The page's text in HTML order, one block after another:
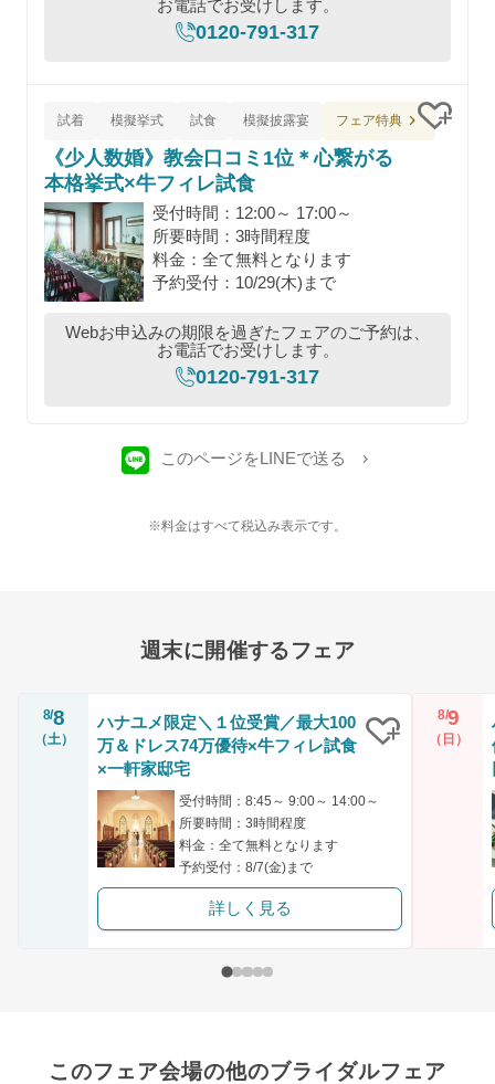
お電話でお受けします。
0120-791-317
試着 模擬挙式 試食 模擬披露宴 フェア特典
《少人数婚》教会口コミ1位＊心繋がる
本格挙式×牛フィレ試食
受付時間：12:00～ 17:00～
所要時間：3時間程度
料金：全て無料となります
予約受付：10/29(木)まで
Webお申込みの期限を過ぎたフェアのご予約は、
お電話でお受けします。
0120-791-317
このページをLINEで送る
※料金はすべて税込み表示です。
週末に開催するフェア
8/8
（土）
ハナユメ限定＼１位受賞／最大100
万＆ドレス74万優待×牛フィレ試食
×一軒家邸宅
受付時間：8:45～ 9:00～ 14:00～
所要時間：3時間程度
料金：全て無料となります
予約受付：8/7(金)まで
詳しく見る
8/9
（日）
このフェア会場の他のブライダルフェア